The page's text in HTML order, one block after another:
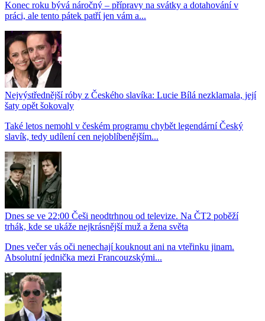
Konec roku bývá náročný – přípravy na svátky a dotahování v
práci, ale tento pátek patří jen vám a...
Nejvýstřednější róby z Českého slavíka: Lucie Bílá nezklamala, její
šaty opět šokovaly
Také letos nemohl v českém programu chybět legendární Český
slavík, tedy udílení cen nejoblíbenějším...
Dnes se ve 22:00 Češi neodtrhnou od televize. Na ČT2 poběží
trhák, kde se ukáže nejkrásnější muž a žena světa
Dnes večer vás oči nenechají kouknout ani na vteřinku jinam.
Absolutní jednička mezi Francouzskými...